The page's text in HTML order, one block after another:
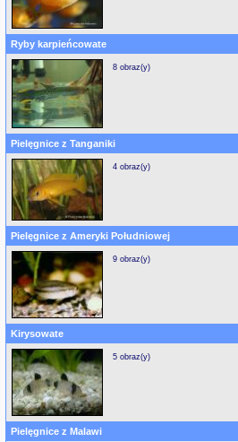
Ryby karpieńcowate
8 obraz(y)
Pielęgnice z Tanganiki
4 obraz(y)
Pielęgnice z Ameryki Południowej
9 obraz(y)
Kirysowate
5 obraz(y)
Pielęgnice z Malawi